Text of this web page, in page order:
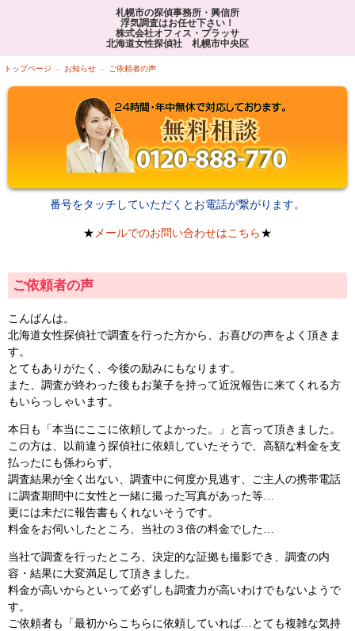
札幌市の探偵事務所・興信所
浮気調査はお任せ下さい！
株式会社オフィス・プラッサ
北海道女性探偵社 札幌市中央区
トップページ お知らせ ご依頼者の声
番号をタッチしていただくとお電話が繋がります。
★ メールでのお問い合わせはこちら★
ご依頼者の声
こんばんは。
北海道女性探偵社で調査を行った方から、お喜びの声をよく頂きま
す。
とてもありがたく、今後の励みにもなります。
また、調査が終わった後もお菓子を持って近況報告に来てくれる方
もいらっしゃいます。
本日も「本当にここに依頼してよかった。」と言って頂きました。
この方は、以前違う探偵社に依頼していたそうで、高額な料金を支
払ったにも係わらず、
調査結果が全く出ない、調査中に何度か見逃す、ご主人の携帯電話
に調査期間中に女性と一緒に撮った写真があった等…
更には未だに報告書もくれないそうです。
料金をお伺いしたところ、当社の３倍の料金でした…
当社で調査を行ったところ、決定的な証拠も撮影でき、調査の内
容・結果に大変満足して頂きました。
料金が高いからといって必ずしも調査力が高いわけでもないようで
す。
ご依頼者も「最初からこちらに依頼していれば…とても複雑な気持